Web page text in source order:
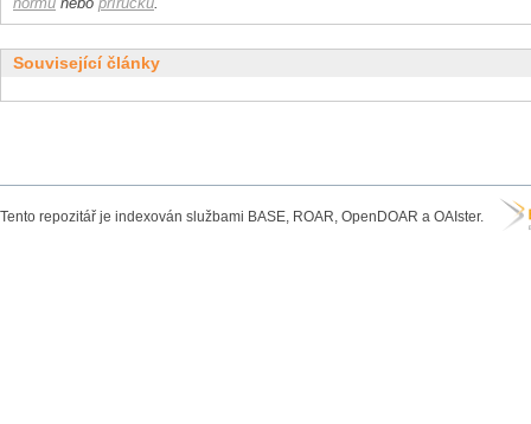
Související články
Tento repozitář je indexován službami BASE, ROAR, OpenDOAR a OAIster.